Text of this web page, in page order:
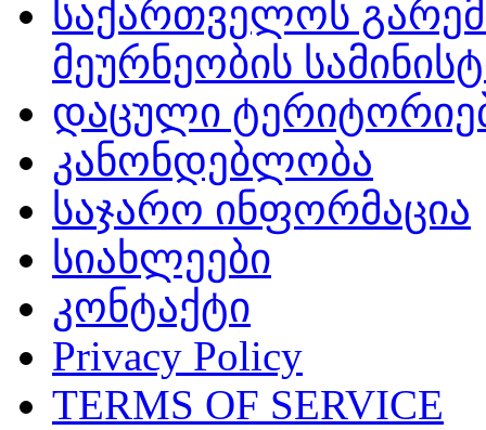
საქართველოს
მეურნეობის
დაცული
კანონდებლობა
საჯარო ინფორმაცია
სიახლეები
კონტაქტი
Privacy Policy
TERMS OF SERVICE